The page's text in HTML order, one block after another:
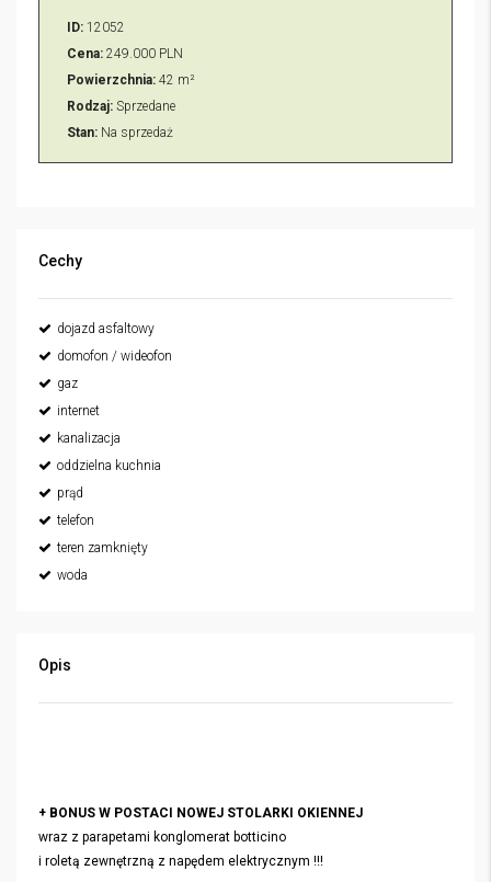
ID: 12052
Cena: 249.000 PLN
Powierzchnia: 42 m²
Rodzaj: Sprzedane
Stan: Na sprzedaż
Cechy
dojazd asfaltowy
domofon / wideofon
gaz
internet
kanalizacja
oddzielna kuchnia
prąd
telefon
teren zamknięty
woda
Opis
+ BONUS W POSTACI NOWEJ STOLARKI OKIENNEJ
wraz z parapetami konglomerat botticino
i roletą zewnętrzną z napędem elektrycznym !!!